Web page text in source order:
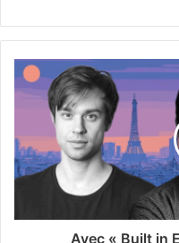
Avec « Built in